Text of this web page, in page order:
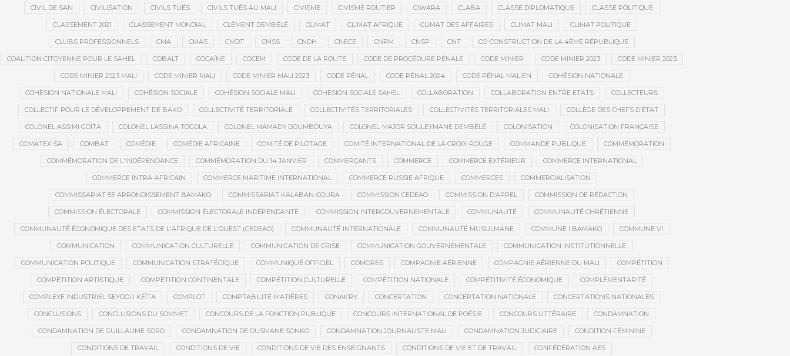
CIVIL DE SAN CIVILISATION CIVILS TUÉS CIVILS TUÉS AU MALI CIVISME CIVISME ROUTIER CIWARA CLABA CLASSE DIPLOMATIQUE CLASSE POLITIQUE
CLASSEMENT 2021 CLASSEMENT MONDIAL CLÉMENT DEMBÉLÉ CLIMAT CLIMAT AFRIQUE CLIMAT DES AFFAIRES CLIMAT MALI CLIMAT POLITIQUE
CLUBS PROFESSIONNELS CMA CMAS CMDT CMSS CNDH CNECE CNPM CNSP CNT CO-CONSTRUCTION DE LA 4ÈME RÉPUBLIQUE
COALITION CITOYENNE POUR LE SAHEL COBALT COCAÏNE COCEM CODE DE LA ROUTE CODE DE PROCÉDURE PÉNALE CODE MINIER CODE MINIER 2023 CODE MINIER 2023
CODE MINIER 2023 MALI CODE MINIER MALI CODE MINIER MALI 2023 CODE PÉNAL CODE PÉNAL 2024 CODE PÉNAL MALIEN COHÉSION NATIONALE
COHÉSION NATIONALE MALI COHÉSION SOCIALE COHÉSION SOCIALE MALI COHÉSION SOCIALE SAHEL COLLABORATION COLLABORATION ENTRE ETATS COLLECTEURS
COLLECTIF POUR LE DÉVELOPPEMENT DE BAKO COLLECTIVITÉ TERRITORIALE COLLECTIVITÉS TERRITORIALES COLLECTIVITÉS TERRITORIALES MALI COLLÈGE DES CHEFS D’ÉTAT
COLONEL ASSIMI GOÏTA COLONEL LASSINA TOGOLA COLONEL MAMADY DOUMBOUYA COLONEL-MAJOR SOULEYMANE DEMBÉLÉ COLONISATION COLONISATION FRANÇAISE
COMATEX-SA COMBAT COMÉDIE COMÉDIE AFRICAINE COMITÉ DE PILOTAGE COMITÉ INTERNATIONAL DE LA CROIX-ROUGE COMMANDE PUBLIQUE COMMÉMORATION
COMMÉMORATION DE L'INDÉPENDANCE COMMÉMORATION DU 14 JANVIER COMMERÇANTS COMMERCE COMMERCE EXTÉRIEUR COMMERCE INTERNATIONAL
COMMERCE INTRA-AFRICAIN COMMERCE MARITIME INTERNATIONAL COMMERCE RUSSIE AFRIQUE COMMERCES COMMERCIALISATION
COMMISSARIAT 5E ARRONDISSEMENT BAMAKO COMMISSARIAT KALABAN-COURA COMMISSION CEDEAO COMMISSION D’APPEL COMMISSION DE RÉDACTION
COMMISSION ÉLECTORALE COMMISSION ÉLECTORALE INDÉPENDANTE COMMISSION INTERGOUVERNEMENTALE COMMUNAUTÉ COMMUNAUTÉ CHRÉTIENNE
COMMUNAUTÉ ÉCONOMIQUE DES ETATS DE L'AFRIQUE DE L'OUEST (CEDEAO) COMMUNAUTÉ INTERNATIONALE COMMUNAUTÉ MUSULMANE COMMUNE I BAMAKO COMMUNE VI
COMMUNICATION COMMUNICATION CULTURELLE COMMUNICATION DE CRISE COMMUNICATION GOUVERNEMENTALE COMMUNICATION INSTITUTIONNELLE
COMMUNICATION POLITIQUE COMMUNICATION STRATÉGIQUE COMMUNIQUÉ OFFICIEL COMORES COMPAGNIE AÉRIENNE COMPAGNIE AÉRIENNE DU MALI COMPÉTITION
COMPÉTITION ARTISTIQUE COMPÉTITION CONTINENTALE COMPÉTITION CULTURELLE COMPÉTITION NATIONALE COMPÉTITIVITÉ ÉCONOMIQUE COMPLÉMENTARITÉ
COMPLEXE INDUSTRIEL SEYDOU KÉÏTA COMPLOT COMPTABILITÉ-MATIÈRES CONAKRY CONCERTATION CONCERTATION NATIONALE CONCERTATIONS NATIONALES
CONCLUSIONS CONCLUSIONS DU SOMMET CONCOURS DE LA FONCTION PUBLIQUE CONCOURS INTERNATIONAL DE POÉSIE CONCOURS LITTÉRAIRE CONDAMNATION
CONDAMNATION DE GUILLAUME SORO CONDAMNATION DE OUSMANE SONKO CONDAMNATION JOURNALISTE MALI CONDAMNATION JUDICIAIRE CONDITION FÉMININE
CONDITIONS DE TRAVAIL CONDITIONS DE VIE CONDITIONS DE VIE DES ENSEIGNANTS CONDITIONS DE VIE ET DE TRAVAIL CONFÉDÉRATION AES